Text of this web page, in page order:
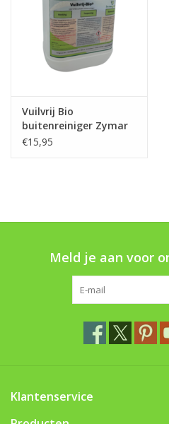
Vuilvrij Bio
buitenreiniger Zymar
€15,95
Meld je aan voor
Klantenservice